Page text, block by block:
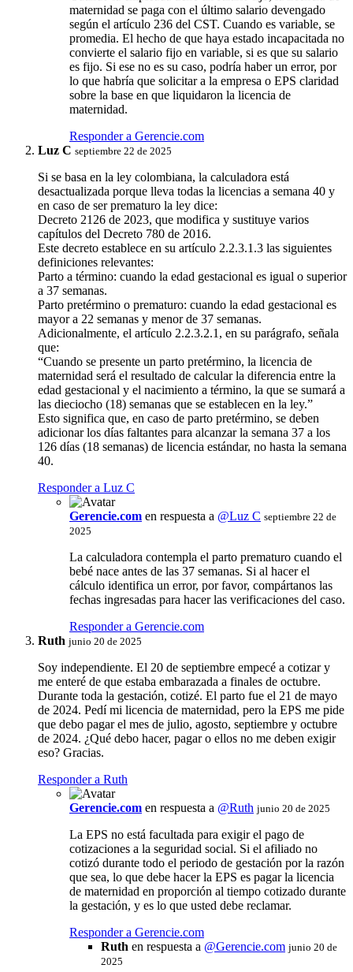
maternidad se paga con el último salario devengado
según el artículo 236 del CST. Cuando es variable, se
promedia. El hecho de que haya estado incapacitada no
convierte el salario fijo en variable, si es que su salario
es fijo. Si ese no es su caso, podría haber un error, por
lo que habría que solicitar a la empresa o EPS claridad
sobre la base en que liquidaron la licencia de
maternidad.
Responder a Gerencie.com
Luz C septiembre 22 de 2025
Si se basa en la ley colombiana, la calculadora está
desactualizada porque lleva todas la licencias a semana 40 y
en caso de ser prematuro la ley dice:
Decreto 2126 de 2023, que modifica y sustituye varios
capítulos del Decreto 780 de 2016.
Este decreto establece en su artículo 2.2.3.1.3 las siguientes
definiciones relevantes:
Parto a término: cuando la edad gestacional es igual o superior
a 37 semanas.
Parto pretérmino o prematuro: cuando la edad gestacional es
mayor a 22 semanas y menor de 37 semanas.
Adicionalmente, el artículo 2.2.3.2.1, en su parágrafo, señala
que:
“Cuando se presente un parto pretérmino, la licencia de
maternidad será el resultado de calcular la diferencia entre la
edad gestacional y el nacimiento a término, la que se sumará a
las dieciocho (18) semanas que se establecen en la ley.”
Esto significa que, en caso de parto pretérmino, se deben
adicionar los días faltantes para alcanzar la semana 37 a los
126 días (18 semanas) de licencia estándar, no hasta la semana
40.
Responder a Luz C
Gerencie.com en respuesta a @Luz C septiembre 22 de
2025
La calculadora contempla el parto prematuro cuando el
bebé nace antes de las 37 semanas. Si al hacer el
cálculo identifica un error, por favor, compártanos las
fechas ingresadas para hacer las verificaciones del caso.
Responder a Gerencie.com
Ruth junio 20 de 2025
Soy independiente. El 20 de septiembre empecé a cotizar y
me enteré de que estaba embarazada a finales de octubre.
Durante toda la gestación, cotizé. El parto fue el 21 de mayo
de 2024. Pedí mi licencia de maternidad, pero la EPS me pide
que debo pagar el mes de julio, agosto, septiembre y octubre
de 2024. ¿Qué debo hacer, pagar o ellos no me deben exigir
eso? Gracias.
Responder a Ruth
Gerencie.com en respuesta a @Ruth junio 20 de 2025
La EPS no está facultada para exigir el pago de
cotizaciones a la seguridad social. Si el afiliado no
cotizó durante todo el periodo de gestación por la razón
que sea, lo que debe hacer la EPS es pagar la licencia
de maternidad en proporción al tiempo cotizado durante
la gestación, y es lo que usted debe reclamar.
Responder a Gerencie.com
Ruth en respuesta a @Gerencie.com junio 20 de
2025